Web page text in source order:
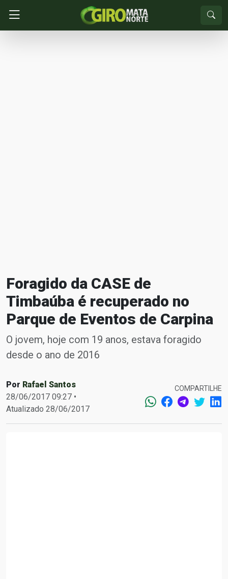
Foragido da CASE de
Timbaúba é recuperado no
Parque de Eventos de Carpina
O jovem, hoje com 19 anos, estava foragido
desde o ano de 2016
Por Rafael Santos
28/06/2017 09:27 •
Atualizado 28/06/2017
COMPARTILHE